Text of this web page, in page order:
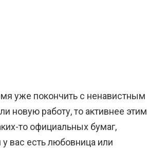
уже покончить с ненавистным
новую работу, то активнее этим
то официальных бумаг,
вас есть любовница или